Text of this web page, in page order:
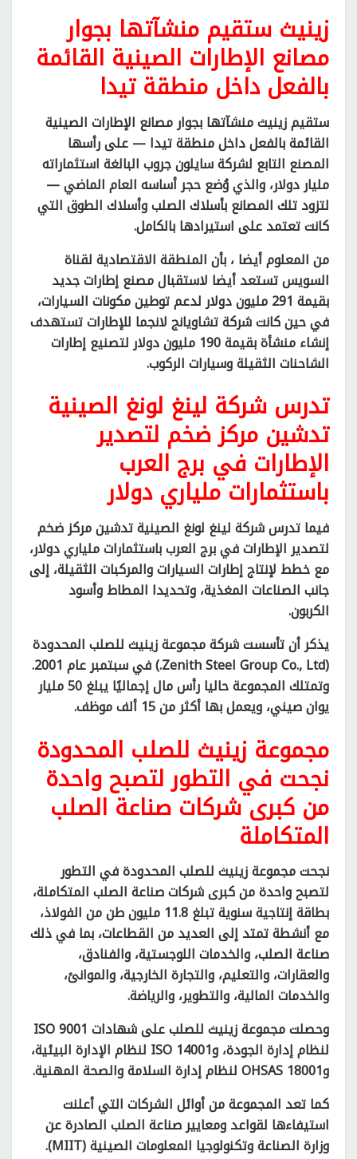
زينيث ستقيم منشآتها بجوار
مصانع الإطارات الصينية القائمة
بالفعل داخل منطقة تيدا
ستقيم زينيث منشآتها بجوار مصانع الإطارات الصينية
القائمة بالفعل داخل منطقة تيدا — على رأسها
المصنع التابع لشركة سايلون جروب البالغة استثماراته
مليار دولار، والذي وُضع حجر أساسه العام الماضي —
لتزود تلك المصانع بأسلاك الصلب وأسلاك الطوق التي
كانت تعتمد على استيرادها بالكامل.
من المعلوم أيضا ، بأن المنطقة الاقتصادية لقناة
السويس تستعد أيضا لاستقبال مصنع إطارات جديد
بقيمة 291 مليون دولار لدعم توطين مكونات السيارات،
في حين كانت شركة تشاويانج لانجما للإطارات تستهدف
إنشاء منشأة بقيمة 190 مليون دولار لتصنيع إطارات
الشاحنات الثقيلة وسيارات الركوب.
تدرس شركة لينغ لونغ الصينية
تدشين مركز ضخم لتصدير
الإطارات في برج العرب
باستثمارات ملياري دولار
فيما تدرس شركة لينغ لونغ الصينية تدشين مركز ضخم
لتصدير الإطارات في برج العرب باستثمارات ملياري دولار،
مع خطط لإنتاج إطارات السيارات والمركبات الثقيلة، إلى
جانب الصناعات المغذية، وتحديدا المطاط وأسود
الكربون.
يذكر أن تأسست شركة مجموعة زينيث للصلب المحدودة
(Zenith Steel Group Co., Ltd.) في سبتمبر عام 2001.
وتمتلك المجموعة حاليا رأس مال إجماليًا يبلغ 50 مليار
يوان صيني، ويعمل بها أكثر من 15 ألف موظف.
مجموعة زينيث للصلب المحدودة
نجحت في التطور لتصبح واحدة
من كبرى شركات صناعة الصلب
المتكاملة
نجحت مجموعة زينيث للصلب المحدودة في التطور
لتصبح واحدة من كبرى شركات صناعة الصلب المتكاملة،
بطاقة إنتاجية سنوية تبلغ 11.8 مليون طن من الفولاذ،
مع أنشطة تمتد إلى العديد من القطاعات، بما في ذلك
صناعة الصلب، والخدمات اللوجستية، والفنادق،
والعقارات، والتعليم، والتجارة الخارجية، والموانئ،
والخدمات المالية، والتطوير، والرياضة.
وحصلت مجموعة زينيث للصلب على شهادات ISO 9001
لنظام إدارة الجودة، وISO 14001 لنظام الإدارة البيئية،
وOHSAS 18001 لنظام إدارة السلامة والصحة المهنية.
كما تعد المجموعة من أوائل الشركات التي أعلنت
استيفاءها لقواعد ومعايير صناعة الصلب الصادرة عن
وزارة الصناعة وتكنولوجيا المعلومات الصينية (MIIT).